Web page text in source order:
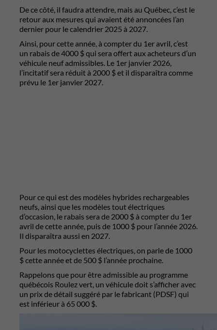
De ce côté, il faudra attendre, mais au Québec, c’est le
retour aux mesures qui avaient été annoncées l’an
dernier pour le calendrier 2025 à 2027.
Ainsi, pour cette année, à compter du 1er avril, c’est
un rabais de 4000 $ qui sera offert aux acheteurs d’un
véhicule neuf admissibles. Le 1er janvier 2026,
l’incitatif sera réduit à 2000 $ et il disparaîtra comme
prévu le 1er janvier 2027.
Pour ce qui est des modèles hybrides rechargeables
neufs, ainsi que les modèles tout électriques
d’occasion, le rabais sera de 2000 $ à compter du 1er
avril de cette année, puis de 1000 $ pour l’année 2026.
Il disparaîtra aussi en 2027.
Pour les motocyclettes électriques, on parle de 1000
$ cette année et de 500 $ l’année prochaine.
Rappelons que pour être admissible au programme
québécois Roulez vert, un véhicule doit s’afficher avec
un prix de détail suggéré par le fabricant (PDSF) qui
est inférieur à 65 000 $.